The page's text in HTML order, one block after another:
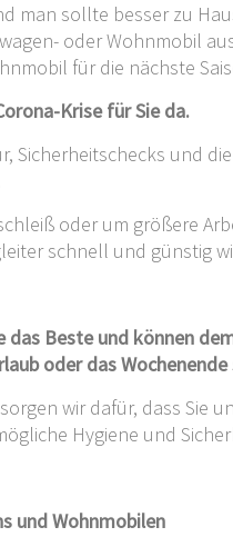
man sollte besser zu
oder Wohnmobil
für die nächste
Krise für Sie da.
Sicherheitschecks und die
oder um größere
schnell und günstig
das Beste und können
oder das
wir dafür, dass Sie
Hygiene und
und Wohnmobilen